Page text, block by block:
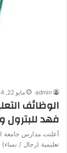
admin مايو 22, 2024
الوظائف
فهد للبترول
أعلنت مدارس جامعة
تعليمية (رجال /